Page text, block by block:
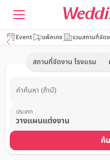
Event แพ็คเกจ รวมสถานที่จัด
สถานที่จัดงาน โรงแรม
คำค้นหา (ถ้ามี)
ประเภท
ค้